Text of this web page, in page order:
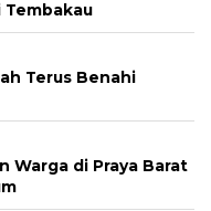
Terus Benahi
Warga di Praya Barat